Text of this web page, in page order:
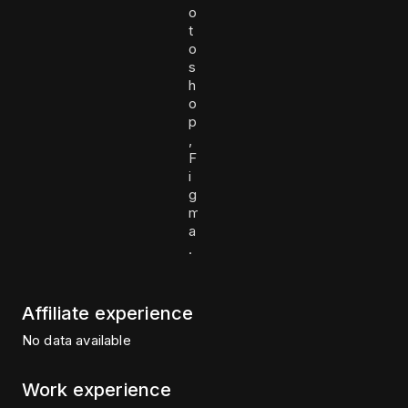
o
t
o
s
h
o
p
,
F
i
g
m
a
.
Affiliate experience
No data available
Work experience